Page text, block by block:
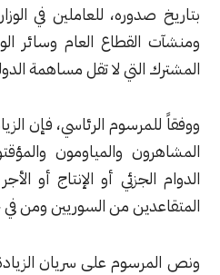
للعاملين في الوزارات
العام وسائر الوحدات
لا تقل مساهمة الدولة فيها عن 50 بالمئة من رأسمالها.
الرئاسي، فإن الزيادة
والمياومون والمؤقتون
أو الإنتاج أو الأجر الثابت
من السوريين ومن في حكمهم